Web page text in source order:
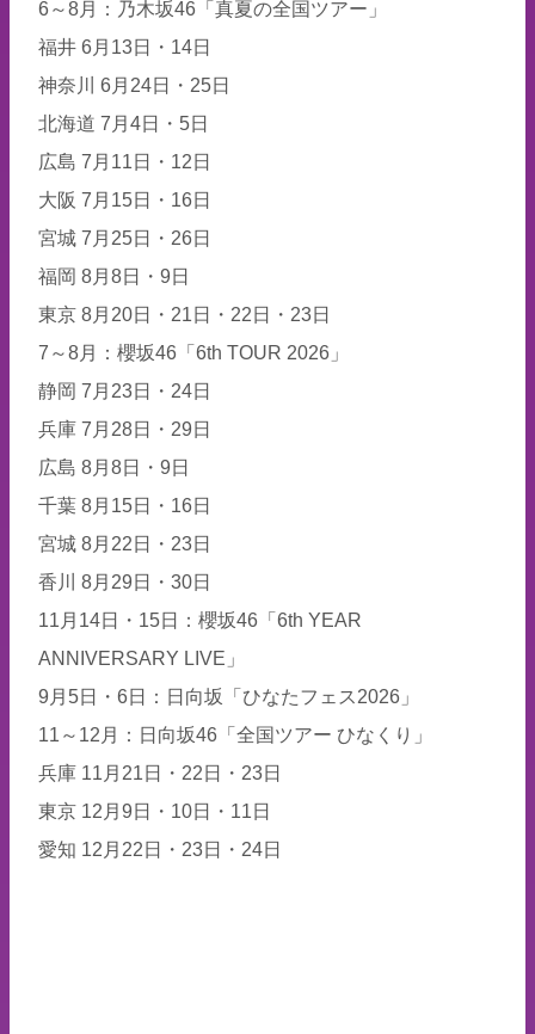
6～8月：乃木坂46「真夏の全国ツアー」
福井 6月13日・14日
神奈川 6月24日・25日
北海道 7月4日・5日
広島 7月11日・12日
大阪 7月15日・16日
宮城 7月25日・26日
福岡 8月8日・9日
東京 8月20日・21日・22日・23日
7～8月：櫻坂46「6th TOUR 2026」
静岡 7月23日・24日
兵庫 7月28日・29日
広島 8月8日・9日
千葉 8月15日・16日
宮城 8月22日・23日
香川 8月29日・30日
11月14日・15日：櫻坂46「6th YEAR
ANNIVERSARY LIVE」
9月5日・6日：日向坂「ひなたフェス2026」
11～12月：日向坂46「全国ツアー ひなくり」
兵庫 11月21日・22日・23日
東京 12月9日・10日・11日
愛知 12月22日・23日・24日